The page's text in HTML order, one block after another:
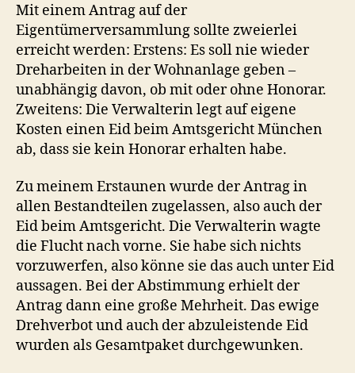
Mit einem Antrag auf der
Eigentümerversammlung sollte zweierlei
erreicht werden: Erstens: Es soll nie wieder
Dreharbeiten in der Wohnanlage geben –
unabhängig davon, ob mit oder ohne Honorar.
Zweitens: Die Verwalterin legt auf eigene
Kosten einen Eid beim Amtsgericht München
ab, dass sie kein Honorar erhalten habe.
Zu meinem Erstaunen wurde der Antrag in
allen Bestandteilen zugelassen, also auch der
Eid beim Amtsgericht. Die Verwalterin wagte
die Flucht nach vorne. Sie habe sich nichts
vorzuwerfen, also könne sie das auch unter Eid
aussagen. Bei der Abstimmung erhielt der
Antrag dann eine große Mehrheit. Das ewige
Drehverbot und auch der abzuleistende Eid
wurden als Gesamtpaket durchgewunken.